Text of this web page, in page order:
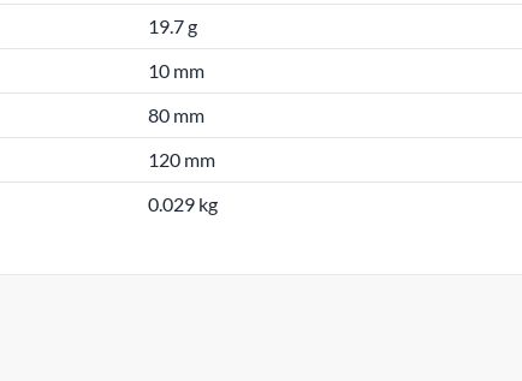
19.7 g
10 mm
80 mm
120 mm
0.029 kg